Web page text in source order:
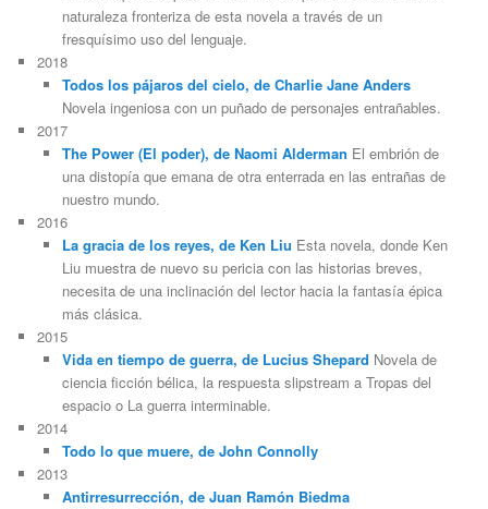
naturaleza fronteriza de esta novela a través de un
fresquísimo uso del lenguaje.
2018
Todos los pájaros del cielo, de Charlie Jane Anders
Novela ingeniosa con un puñado de personajes entrañables.
2017
The Power (El poder), de Naomi Alderman El embrión de
una distopía que emana de otra enterrada en las entrañas de
nuestro mundo.
2016
La gracia de los reyes, de Ken Liu Esta novela, donde Ken
Liu muestra de nuevo su pericia con las historias breves,
necesita de una inclinación del lector hacia la fantasía épica
más clásica.
2015
Vida en tiempo de guerra, de Lucius Shepard Novela de
ciencia ficción bélica, la respuesta slipstream a Tropas del
espacio o La guerra interminable.
2014
Todo lo que muere, de John Connolly
2013
Antirresurrección, de Juan Ramón Biedma